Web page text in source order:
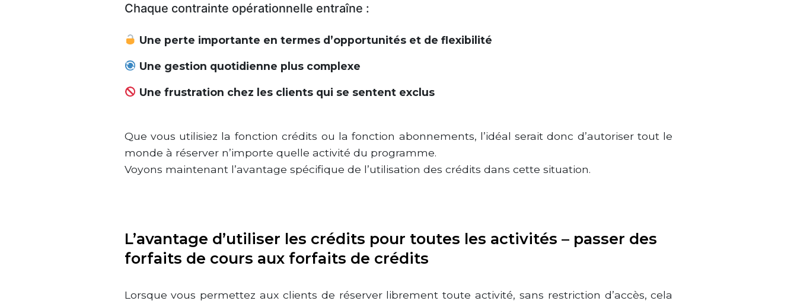
Chaque contrainte opérationnelle entraîne :
Une perte importante en termes d’opportunités et de flexibilité
Une gestion quotidienne plus complexe
Une frustration chez les clients qui se sentent exclus
Que vous utilisiez la fonction crédits ou la fonction abonnements, l’idéal serait donc d’autoriser tout le
monde à réserver n’importe quelle activité du programme.
Voyons maintenant l’avantage spécifique de l’utilisation des crédits dans cette situation.
L’avantage d’utiliser les crédits pour toutes les activités – passer des
forfaits de cours aux forfaits de crédits
Lorsque vous permettez aux clients de réserver librement toute activité, sans restriction d’accès, cela